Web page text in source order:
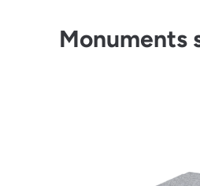
Monuments